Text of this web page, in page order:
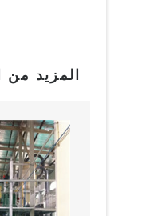
المزيد من